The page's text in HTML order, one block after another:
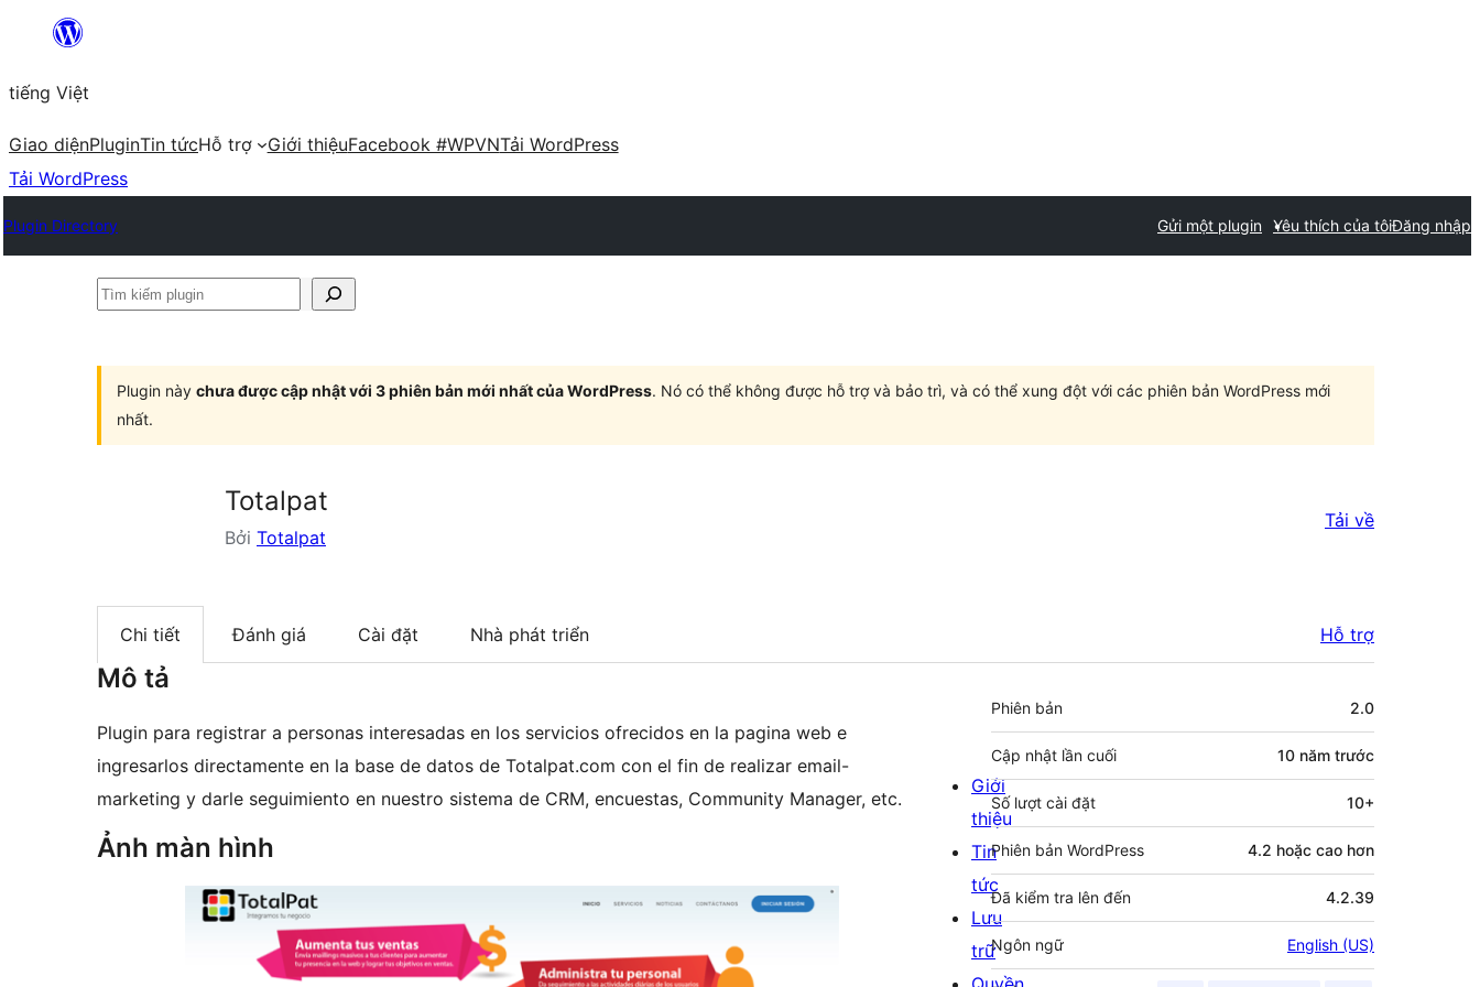
Chuyển
phần
nội
dung
tiếng Việt
Giao diệnPluginTin tứcHỗ trợ Giới thiệuFacebook #WPVNTải WordPress
Tải WordPress
Plugin Directory Gửi một plugin Yêu thích của tôiĐăng nhập
Tìm
Plugin này chưa được cập nhật với 3 phiên bản mới nhất của WordPress. Nó có thể không được hỗ trợ và bảo trì, và có thể xung đột với các phiên bản WordPress mới
nhất.
Totalpat
Bởi Totalpat
Tải về
Chi tiết Đánh giá Cài đặt Nhà phát triển Hỗ trợ
Mô tả
Plugin para registrar a personas interesadas en los servicios ofrecidos en la pagina web e
ingresarlos directamente en la base de datos de Totalpat.com con el fin de realizar email-
marketing y darle seguimiento en nuestro sistema de CRM, encuestas, Community Manager, etc.
Ảnh màn hình
Meta
Phiên bản 2.0
Cập nhật lần cuối 10 năm trước
Số lượt cài đặt 10+
Phiên bản WordPress 4.2 hoặc cao hơn
Đã kiểm tra lên đến 4.2.39
Ngôn ngữ English (US)
Giới
thiệu
Tin
tức
Lưu
trữ